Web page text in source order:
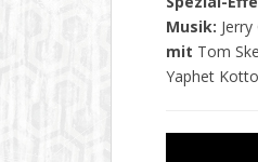
Musik:
mit Tom
Yaphet Kotto